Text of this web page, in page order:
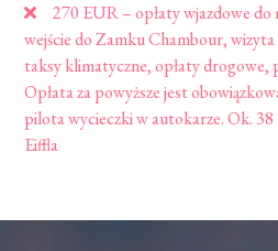
270 EUR – opłaty wjazdowe do
wejście do Zamku Chambour,
taksy klimatyczne, opłaty
Opłata za powyższe jest
pilota wycieczki w autokarze. Ok.
Eiffla